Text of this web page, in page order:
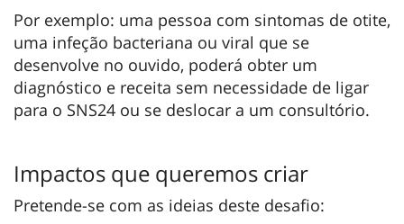
Por exemplo: uma pessoa com sintomas de otite,
uma infeção bacteriana ou viral que se
desenvolve no ouvido, poderá obter um
diagnóstico e receita sem necessidade de ligar
para o SNS24 ou se deslocar a um consultório.
Impactos que queremos criar
Pretende-se com as ideias deste desafio: